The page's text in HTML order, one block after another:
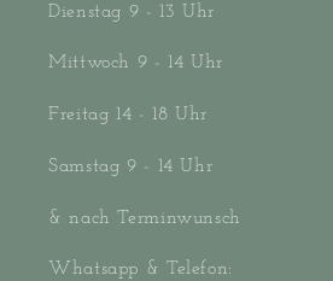
Dienstag 9 - 13 Uhr
Mittwoch 9 - 14 Uhr
Freitag 14 - 18 Uhr
Samstag 9 - 14 Uhr
& nach Terminwunsch
Whatsapp & Telefon: